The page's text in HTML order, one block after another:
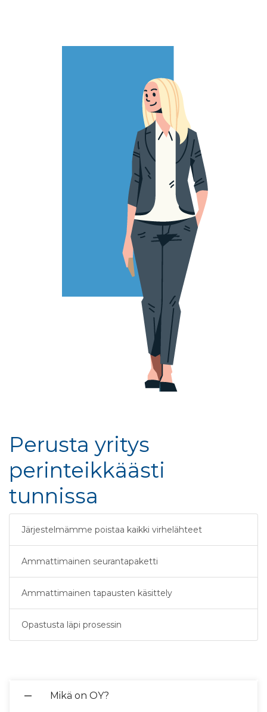
Perusta yritys
perinteikkäästi
tunnissa
Järjestelmämme poistaa kaikki virhelähteet
Ammattimainen seurantapaketti
Ammattimainen tapausten käsittely
Opastusta läpi prosessin
Mikä on OY?